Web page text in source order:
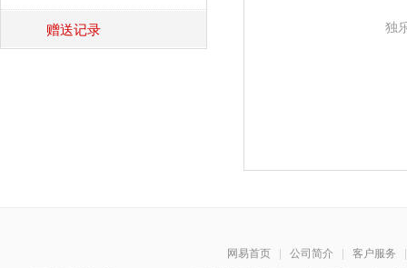
赠送记录 独
网易首页 | 公司简介 | 客户服务
|